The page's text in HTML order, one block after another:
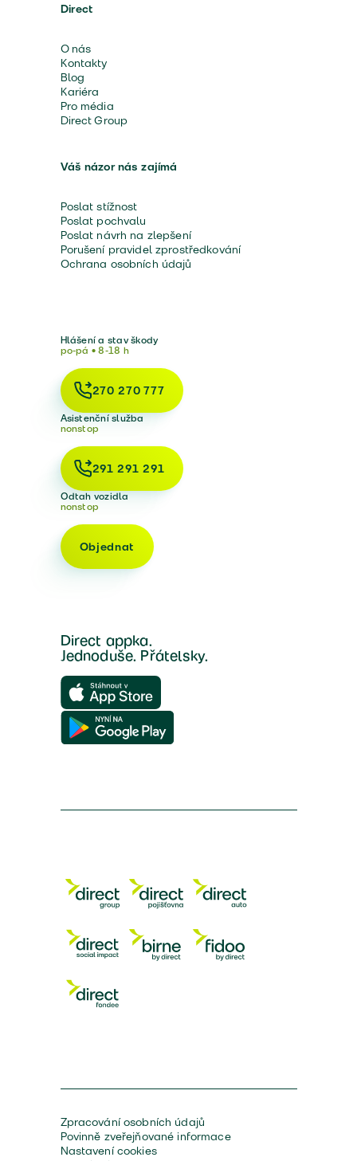
Direct
O nás
Kontakty
Blog
Kariéra
Pro média
Direct Group
Váš názor nás zajímá
Poslat stížnost
Poslat pochvalu
Poslat návrh na zlepšení
Porušení pravidel zprostředkování
Ochrana osobních údajů
Hlášení a stav škody
po-pá • 8-18 h
270 270 777
Asistenční služba
nonstop
291 291 291
Odtah vozidla
nonstop
Objednat
Direct appka.
Jednoduše. Přátelsky.
Zpracování osobních údajů
Povinně zveřejňované informace
Nastavení cookies